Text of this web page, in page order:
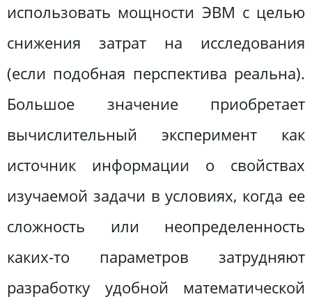
использовать мощности ЭВМ с целью
снижения затрат на исследования
(если подобная перспектива реальна).
Большое значение приобретает
вычислительный эксперимент как
источник информации о свойствах
изучаемой задачи в условиях, когда ее
сложность или неопределенность
каких-то параметров затрудняют
разработку удобной математической